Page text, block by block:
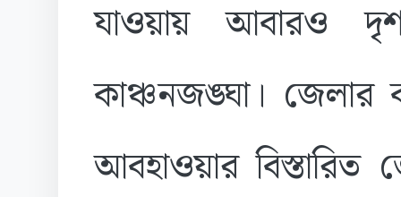
যাওয়ায় আবারও
কাঞ্চনজঙ্ঘা। জেলার
আবহাওয়ার